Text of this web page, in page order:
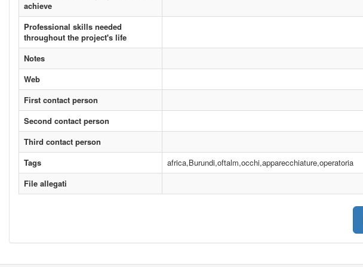
achieve
Professional skills needed
throughout the project's life
Notes
Web
First contact person
Second contact person
Third contact person
Tags
africa,Burundi,oftalm,occhi,apparecchiature,operatoria
File allegati